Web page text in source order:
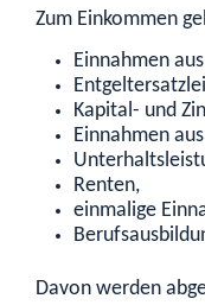
Zum Einkommen
Einnahmen
Kapital- und
Einnahmen
Renten,
einmalige
Davon werden